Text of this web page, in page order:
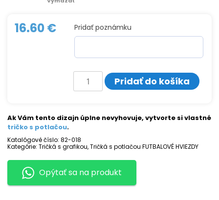
16.60€ Pridať poznámku
množstvo
Tričko
s
OLMO
Pridať do košíka
Ak Vám tento dizajn úplne nevyhovuje, vytvorte si vlastné
tričko s potlačou.
Katalógové číslo: 82-018
Kategórie: Tričká s grafikou,Tričká s potlačou FUTBALOVÉ HVIEZDY
Opýtať sa na produkt